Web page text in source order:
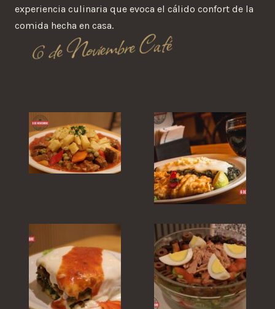
experiencia culinaria que evoca el cálido confort de la
comida hecha en casa.